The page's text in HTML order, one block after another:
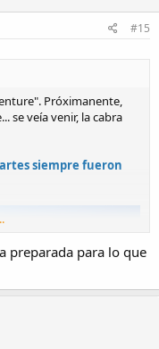
#15
Próximanente,
se veía venir, la cabra
siempre fueron
preparada para lo que